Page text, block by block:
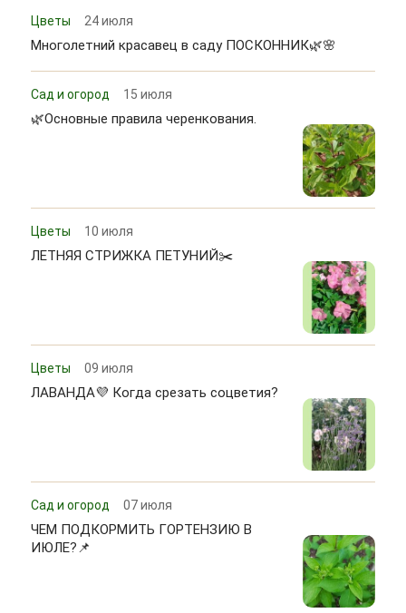
Цветы 24 июля
Многолетний красавец в саду ПОСКОННИК🌿🌸
Сад и огород 15 июля
🌿Основные правила черенкования.
Цветы 10 июля
ЛЕТНЯЯ СТРИЖКА ПЕТУНИЙ✂️
Цветы 09 июля
ЛАВАНДА💜 Когда срезать соцветия?
Сад и огород 07 июля
ЧЕМ ПОДКОРМИТЬ ГОРТЕНЗИЮ В
ИЮЛЕ?📌